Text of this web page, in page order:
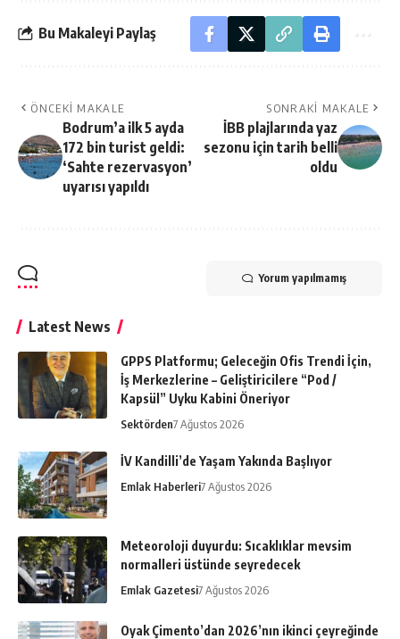
Bu Makaleyi Paylaş
ÖNCEKI MAKALE
Bodrum’a ilk 5 ayda
172 bin turist geldi:
‘Sahte rezervasyon’
uyarısı yapıldı
SONRAKI MAKALE
İBB plajlarında yaz
sezonu için tarih belli
oldu
Yorum yapılmamış
Latest News
GPPS Platformu; Geleceğin Ofis Trendi İçin,
İş Merkezlerine – Geliştiricilere “Pod /
Kapsül” Uyku Kabini Öneriyor
Sektörden7 Ağustos 2026
İV Kandilli’de Yaşam Yakında Başlıyor
Emlak Haberleri7 Ağustos 2026
Meteoroloji duyurdu: Sıcaklıklar mevsim
normalleri üstünde seyredecek
Emlak Gazetesi7 Ağustos 2026
Oyak Çimento’dan 2026’nın ikinci çeyreğinde